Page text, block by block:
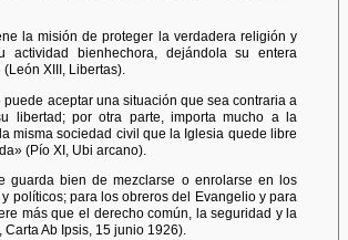
la misión de proteger la verdadera religión y
actividad bienhechora, dejándola su entera
XIII, Libertas).
puede aceptar una situación que sea contraria a
libertad; por otra parte, importa mucho a la
misma sociedad civil que la Iglesia quede libre
(Pío XI, Ubi arcano).
guarda bien de mezclarse o enrolarse en los
políticos; para los obreros del Evangelio y para
más que el derecho común, la seguridad y la
Carta Ab Ipsis, 15 junio 1926).